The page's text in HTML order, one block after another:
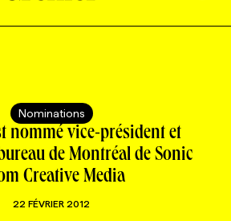
CATÉGORIES
ET CRÉATIVITÉ
CHRONIQUES
LES PARUTIONS
EN BREF
Nominations
nommé vice-président et
de Montréal de Sonic
Creative Media
22 FÉVRIER 2012